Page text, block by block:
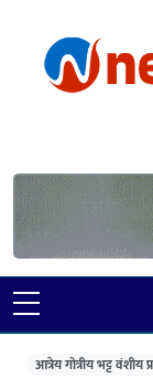
आत्रेय गोत्रीय भट्ट वंशीय